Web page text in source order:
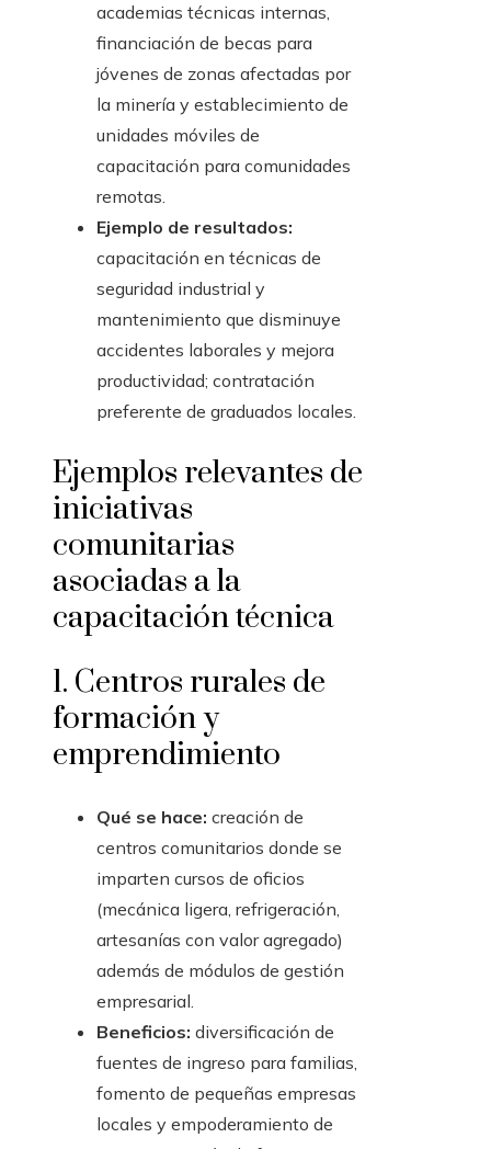
academias técnicas internas,
financiación de becas para
jóvenes de zonas afectadas por
la minería y establecimiento de
unidades móviles de
capacitación para comunidades
remotas.
Ejemplo de resultados:
capacitación en técnicas de
seguridad industrial y
mantenimiento que disminuye
accidentes laborales y mejora
productividad; contratación
preferente de graduados locales.
Ejemplos relevantes de
iniciativas
comunitarias
asociadas a la
capacitación técnica
1. Centros rurales de
formación y
emprendimiento
Qué se hace: creación de
centros comunitarios donde se
imparten cursos de oficios
(mecánica ligera, refrigeración,
artesanías con valor agregado)
además de módulos de gestión
empresarial.
Beneficios: diversificación de
fuentes de ingreso para familias,
fomento de pequeñas empresas
locales y empoderamiento de